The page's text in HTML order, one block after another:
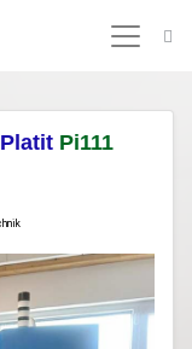
Platit Pi111